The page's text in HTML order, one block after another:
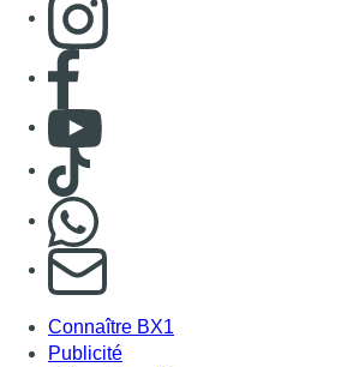
Consulter page Facebook
Consulter Youtube
Consulter TikTok
S'abonner à notre newsletter
Connaître BX1
Publicité